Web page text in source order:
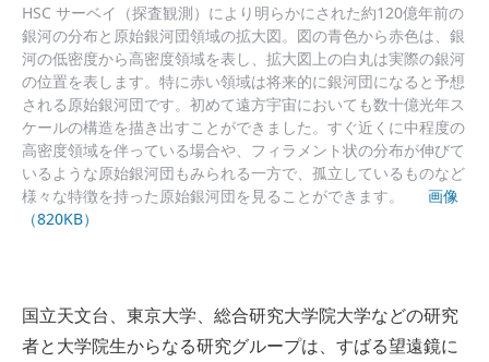
HSC サーベイ（探査観測）により明らかにされた約120億年前の
銀河の分布と原始銀河団領域の拡大図。図の青色から赤色は、銀
河の低密度から高密度領域を表し、拡大図上の白丸は実際の銀河
の位置を表します。特に赤い領域は将来的に銀河団になると予想
される原始銀河団です。初めて遠方宇宙においても数十億光年ス
ケールの構造を描き出すことができました。すぐ近くに中程度の
高密度領域を伴っている場合や、フィラメント状の分布が伸びて
いるような原始銀河団もみられる一方で、孤立しているものなど
様々な特徴を持った原始銀河団を見ることができます。
画像
（820KB）
国立天文台、東京大学、総合研究大学院大学などの研究
者と大学院生からなる研究グループは、すばる望遠鏡に